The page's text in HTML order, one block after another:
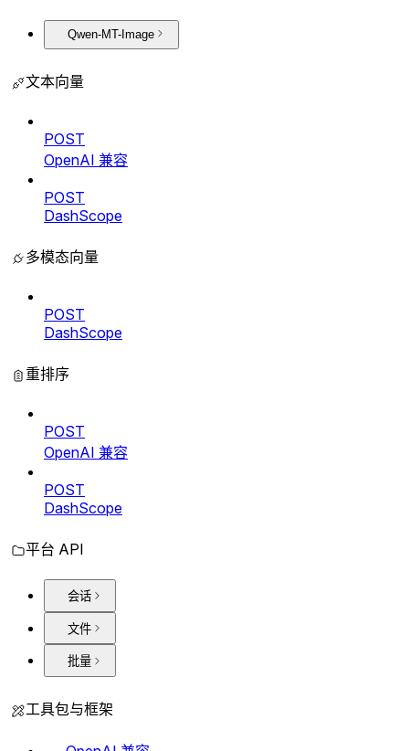
Qwen-MT-Image
文本向量
POST
OpenAI 兼容
POST
DashScope
多模态向量
POST
DashScope
重排序
POST
OpenAI 兼容
POST
DashScope
平台 API
会话
文件
批量
工具包与框架